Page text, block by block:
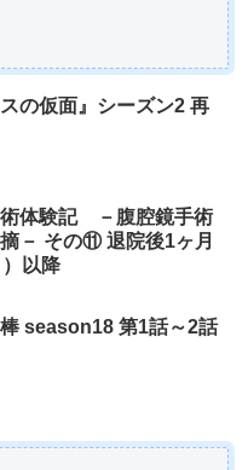
の仮面』シーズン2 再
体験記 －腹腔鏡手術
－ その⑪ 退院後1ヶ月
）以降
棒 season18 第1話～2話